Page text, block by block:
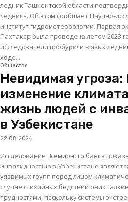
ледник Ташкентской области
ледника. Об этом сообщает Научно-
институт гидрометеорологии. Первая экспедиция на ледник
Пахтакор была проведена летом 2023
исследователи пробурили в язык
ходе...
Общество
Невидимая угроза:
изменение
жизнь людей с
в Узбекистане
22.08.2024
Исследование Всемирного банка
инвалидностью в Узбекистане
уязвимых групп перед лицом
случае стихийных бедствий они
трудностями, поскольку системы